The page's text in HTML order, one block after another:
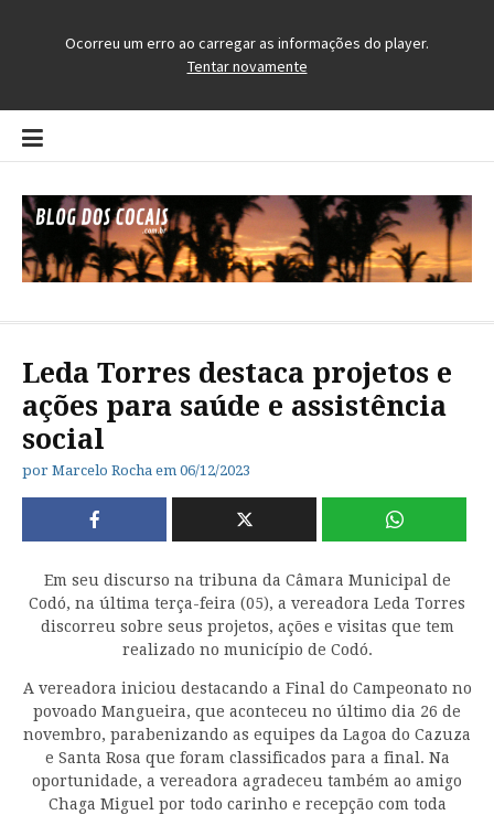
Pular
para
conteúdo
Leda Torres destaca projetos e
ações para saúde e assistência
social
por Marcelo Rocha em 06/12/2023
Em seu discurso na tribuna da Câmara Municipal de
Codó, na última terça-feira (05), a vereadora Leda Torres
discorreu sobre seus projetos, ações e visitas que tem
realizado no município de Codó.
A vereadora iniciou destacando a Final do Campeonato no
povoado Mangueira, que aconteceu no último dia 26 de
novembro, parabenizando as equipes da Lagoa do Cazuza
e Santa Rosa que foram classificados para a final. Na
oportunidade, a vereadora agradeceu também ao amigo
Chaga Miguel por todo carinho e recepção com toda